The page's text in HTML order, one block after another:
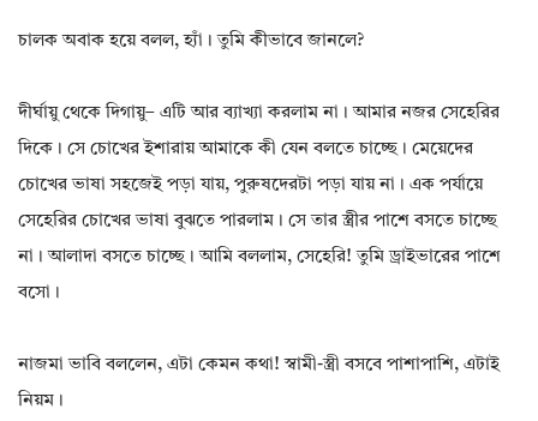
চালক অবাক হয়ে বলল, হ্যাঁ। তুমি কীভাবে জানলে?
দীর্ঘায়ু থেকে দিগায়ু– এটি আর ব্যাখ্যা করলাম না। আমার নজর সেহেরির
দিকে। সে চোখের ইশারায় আমাকে কী যেন বলতে চাচ্ছে। মেয়েদের
চোখের ভাষা সহজেই পড়া যায়, পুরুষদেরটা পড়া যায় না। এক পর্যায়ে
সেহেরির চোখের ভাষা বুঝতে পারলাম। সে তার স্ত্রীর পাশে বসতে চাচ্ছে
না। আলাদা বসতে চাচ্ছে। আমি বললাম, সেহেরি! তুমি ড্রাইভারের পাশে
বসো।
নাজমা ভাবি বললেন, এটা কেমন কথা! স্বামী-স্ত্রী বসবে পাশাপাশি, এটাই
নিয়ম।